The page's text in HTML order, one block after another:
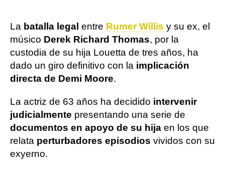
La batalla legal entre Rumer Willis y su ex, el
músico Derek Richard Thomas, por la
custodia de su hija Louetta de tres años, ha
dado un giro definitivo con la implicación
directa de Demi Moore.
La actriz de 63 años ha decidido intervenir
judicialmente presentando una serie de
documentos en apoyo de su hija en los que
relata perturbadores episodios vividos con su
exyerno.